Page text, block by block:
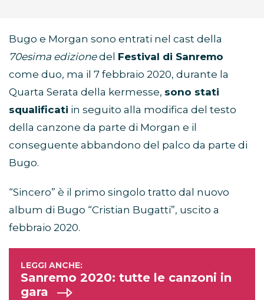
Bugo e Morgan sono entrati nel cast della
70esima edizionedel Festival di Sanremo
come duo, ma il 7 febbraio 2020, durante la
Quarta Serata della kermesse, sono stati
squalificati in seguito alla modifica del testo
della canzone da parte di Morgan e il
conseguente abbandono del palco da parte di
Bugo.
“Sincero” è il primo singolo tratto dal nuovo
album di Bugo “Cristian Bugatti”, uscito a
febbraio 2020.
Sanremo 2020: tutte le canzoni in
gara